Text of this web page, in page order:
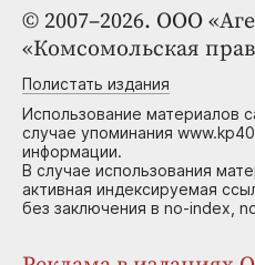
© 2007–2026. ООО
«Комсомольская
Полистать издания
Использование материалов
случае упоминания
информации.
В случае использования
активная индексируемая
без заключения в no-index,